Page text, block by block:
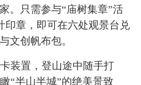
。只需参与“庙树集章”活
印章，即可在六处观景台兑
文创帆布包。
装置，登山途中随手打
“半山半城”的绝美景致